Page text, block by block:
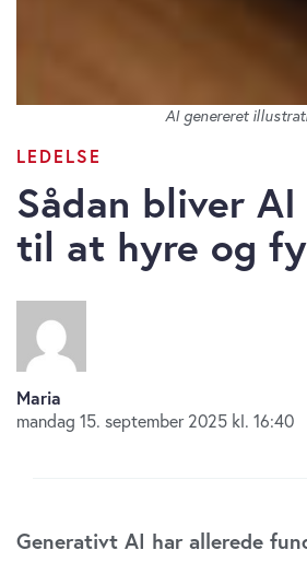
LEDELSE
Sådan bliver
til at hyre og
Maria
mandag 15. september 2025 kl. 16:40
AI genereret
Generativt AI har allerede